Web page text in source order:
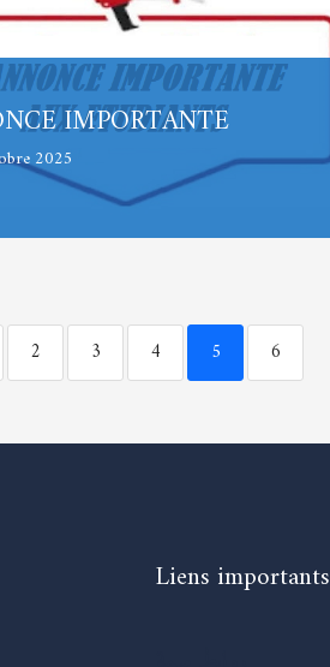
IMPORTANTE
2025
2 3 4 5 6
Liens importants